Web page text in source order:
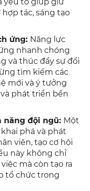
tác, sáng tạo
ứng: Năng lực
nhanh chóng
và thúc đẩy sự đổi
tìm kiếm các
mới và ý tưởng
phát triển bền
năng đội ngũ: Một
phá và phát
viên, tạo cơ hội
này không chỉ
mà còn tạo ra
tổ chức trong